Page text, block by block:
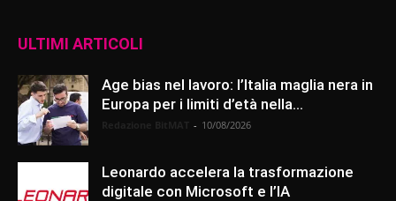
ULTIMI ARTICOLI
Age bias nel lavoro: l’Italia maglia nera in
Europa per i limiti d’età nella...
- 10/08/2026
Leonardo accelera la trasformazione
digitale con Microsoft e l’IA